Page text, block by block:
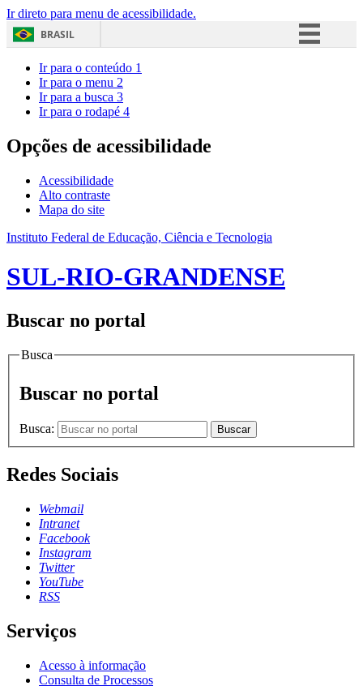
Ir direto para menu de acessibilidade.
BRASIL
Acesso à informação
Ir para o conteúdo 1
Ir para o menu 2
Ir para a busca 3
Ir para o rodapé 4
Opções de acessibilidade
Acessibilidade
Alto contraste
Mapa do site
Instituto Federal de Educação, Ciência e Tecnologia
SUL-RIO-GRANDENSE
Buscar no portal
Busca
Buscar no portal
Busca: Buscar
Redes Sociais
Webmail
Intranet
Facebook
Instagram
Twitter
YouTube
RSS
Serviços
Acesso à informação
Consulta de Processos